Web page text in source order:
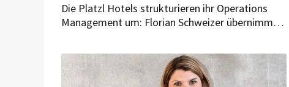
Die Platzl Hotels strukturieren ihr Operations
Management um: Florian Schweizer übernimmt
Office und Housekeeping und soll die Abläufe
weiter optimieren.